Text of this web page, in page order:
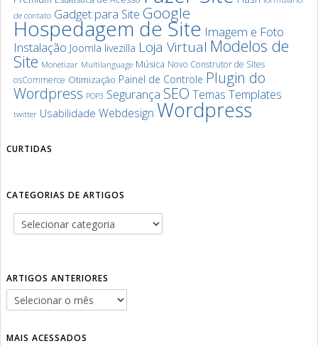
de contato Gadget para Site Google
Hospedagem de Site Imagem e Foto
Instalação Joomla livezilla Loja Virtual Modelos de
Site Monetizar Multilanguage Música Novo Construtor de Sites
osCommerce Otimização Painel de Controle Plugin do
Wordpress POP3 Segurança SEO Temas Templates
twitter Usabilidade Webdesign Wordpress
CURTIDAS
CATEGORIAS DE ARTIGOS
ARTIGOS ANTERIORES
MAIS ACESSADOS